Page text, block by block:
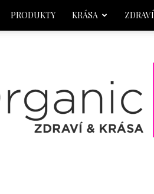
PRODUKTY KRÁSA ZDRAVÍ